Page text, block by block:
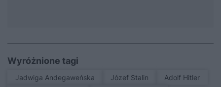
Wyróżnione tagi
Jadwiga Andegaweńska Józef Stalin
Adolf Hitler